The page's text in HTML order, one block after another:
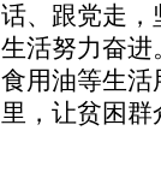
话、跟党走，
生活努力奋进
食用油等生活
里，让贫困